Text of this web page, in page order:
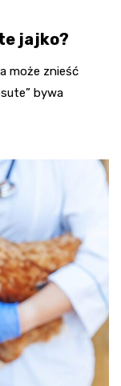
jajko?
może znieść
bywa